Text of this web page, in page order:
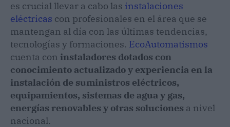
es crucial llevar a cabo las instalaciones
eléctricas con profesionales en el área que se
mantengan al día con las últimas tendencias,
tecnologías y formaciones. EcoAutomatismos
cuenta con instaladores dotados con
conocimiento actualizado y experiencia en la
instalación de suministros eléctricos,
equipamientos, sistemas de agua y gas,
energías renovables y otras soluciones a nivel
nacional.